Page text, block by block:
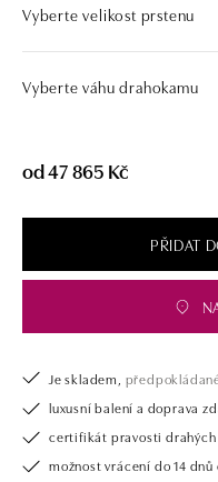
námi pouze šperk, ale také
Vyberte velikost prstenu
Vyberte váhu drahokamu
od 47 865 Kč
PŘIDAT
Je skladem,
luxusní balení a doprava
certifikát pravosti drahých
možnost vrácení do 14